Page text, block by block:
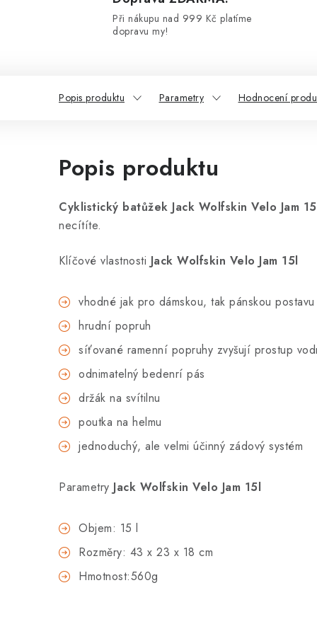
Při nákupu nad 999 Kč platíme
dopravu my!
Popis produktu Parametry Hodnocení
Popis produktu
Cyklistický batůžek Jack Wolfskin Velo Jam
necítíte.
Klíčové vlastnosti Jack Wolfskin Velo Jam 15l
vhodné jak pro dámskou, tak pánskou postavu
hrudní popruh
síťované ramenní popruhy zvyšují prostup
odnimatelný bedenrí pás
držák na svítilnu
poutka na helmu
jednoduchý, ale velmi účinný zádový systém
Parametry Jack Wolfskin Velo Jam 15l
Objem: 15 l
Rozměry: 43 x 23 x 18 cm
Hmotnost:560g